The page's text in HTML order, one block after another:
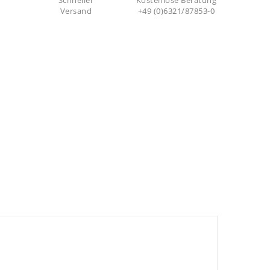
Versand
+49 (0)6321/87853-0